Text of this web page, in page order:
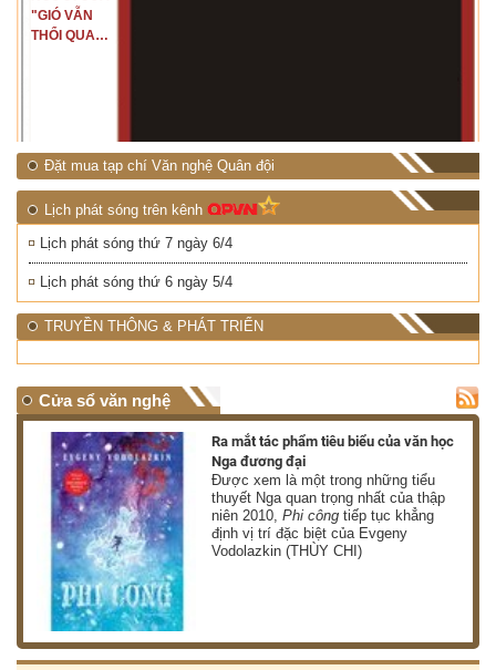
"GIÓ VẪN
THỔI QUA
Đặt mua tạp chí Văn nghệ Quân đội
Lịch phát sóng trên kênh
Lịch phát sóng thứ 7 ngày 6/4
Lịch phát sóng thứ 6 ngày 5/4
TRUYỀN THÔNG & PHÁT TRIỂN
Cửa sổ văn nghệ
Ra mắt tác phẩm tiêu biểu của văn học
Nga đương đại
Được xem là một trong những tiểu
thuyết Nga quan trọng nhất của thập
niên 2010,Phi công tiếp tục khẳng
định vị trí đặc biệt của Evgeny
Vodolazkin (THÙY CHI)